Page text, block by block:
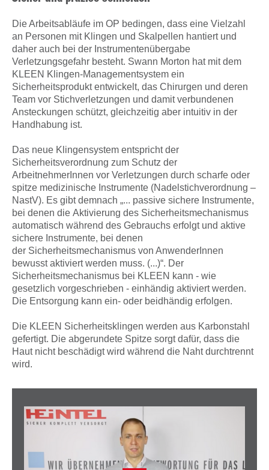
Die Arbeitsabläufe im OP bedingen, dass eine Vielzahl
an Personen mit Klingen und Skalpellen hantiert und
daher auch bei der Instrumentenübergabe
Verletzungsgefahr besteht. Swann Morton hat mit dem
KLEEN Klingen-Managementsystem ein
Sicherheitsprodukt entwickelt, das Chirurgen und deren
Team vor Stichverletzungen und damit verbundenen
Ansteckungen schützt, gleichzeitig aber intuitiv in der
Handhabung ist.
Das neue Klingensystem entspricht der
Sicherheitsverordnung zum Schutz der
ArbeitnehmerInnen vor Verletzungen durch scharfe oder
spitze medizinische Instrumente (Nadelstichverordnung –
NastV). Es gibt demnach „... passive sichere Instrumente,
bei denen die Aktivierung des Sicherheitsmechanismus
automatisch während des Gebrauchs erfolgt und aktive
sichere Instrumente, bei denen
der Sicherheitsmechanismus von AnwenderInnen
bewusst aktiviert werden muss. (...)“. Der
Sicherheitsmechanismus bei KLEEN kann - wie
gesetzlich vorgeschrieben - einhändig aktiviert werden.
Die Entsorgung kann ein- oder beidhändig erfolgen.
Die KLEEN Sicherheitsklingen werden aus Karbonstahl
gefertigt. Die abgerundete Spitze sorgt dafür, dass die
Haut nicht beschädigt wird während die Naht durchtrennt
wird.